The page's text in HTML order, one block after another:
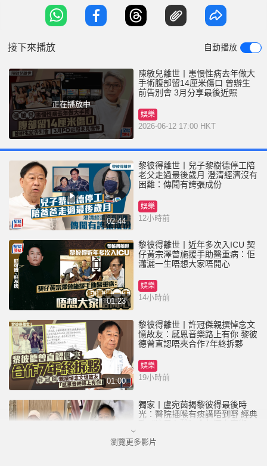
令大批網民及娛樂圈中人深感惋惜。 陳敏兒去年做
大手術 關於陳敏兒近年的病況，她曾於去年7月緊急
接下來播放 自動播放
正在播放中
陳敏兒離世丨患慢性病去年做大
手術腹部留14厘米傷口 曾辦生
前告別會 3月分享最後近照
娛樂
2026-06-12 17:00 HKT
02:44
黎彼得離世丨兒子黎樹德停工陪
老父走過最後歲月 澄清經濟沒有
困難：傳聞有誇張成份
娛樂
12小時前
01:23
黎彼得離世丨近年多次入ICU 契
仔黃宗澤曾施援手助醫重病：佢
瀟灑一生唔想大家唔開心
娛樂
14小時前
01:00
黎彼得離世丨許冠傑親撰悼念文
憶故友：感恩音樂路上有你 黎彼
德曾直認唔夾合作7年終拆夥
娛樂
19小時前
獨家丨盧宛茵揭黎彼得最後時
光：醫院插喉有痰講唔到嘢 經典
娛樂
瀏覽更多影片